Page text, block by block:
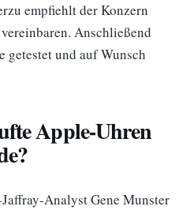
empfiehlt der Konzern
Anschließend
getestet und auf Wunsch
Apple-Uhren
Analyst Gene Munster